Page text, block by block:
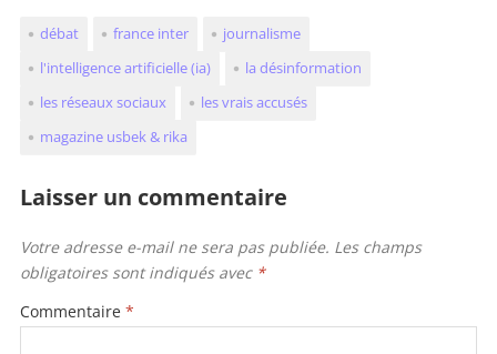
itt
er
c
e
b
o
k
ai
l
ai
l
ta
g
er
débat france inter
journalisme
l'intelligence artificielle (ia)
la désinformation
les réseaux sociaux
les vrais accusés
magazine usbek & rika
Laisser un commentaire
Votre adresse e-mail ne sera pas publiée. Les champs
obligatoires sont indiqués avec *
Commentaire *